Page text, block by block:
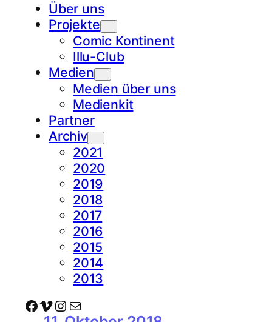
Über uns
Projekte
Comic Kontinent
Illu-Club
Medien
Medien über uns
Medienkit
Partner
Archiv
2021
2020
2019
2018
2017
2016
2015
2014
2013
Facebook Vimeo Instagram E-Mail